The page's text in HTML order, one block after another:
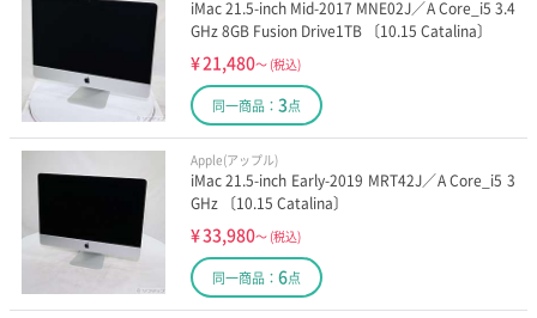
iMac 21.5-inch Mid-2017 MNE02J／A Core_i5 3.4
GHz 8GB Fusion Drive1TB 〔10.15 Catalina〕
¥21,480～ (税込)
同一商品： 3点
Apple(アップル)
iMac 21.5-inch Early-2019 MRT42J／A Core_i5 3
GHz 〔10.15 Catalina〕
¥33,980～ (税込)
同一商品： 6点